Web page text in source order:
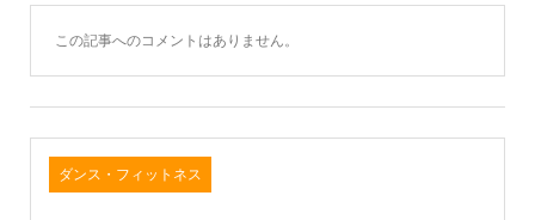
この記事へのコメントはありません。
ダンス・フィットネス